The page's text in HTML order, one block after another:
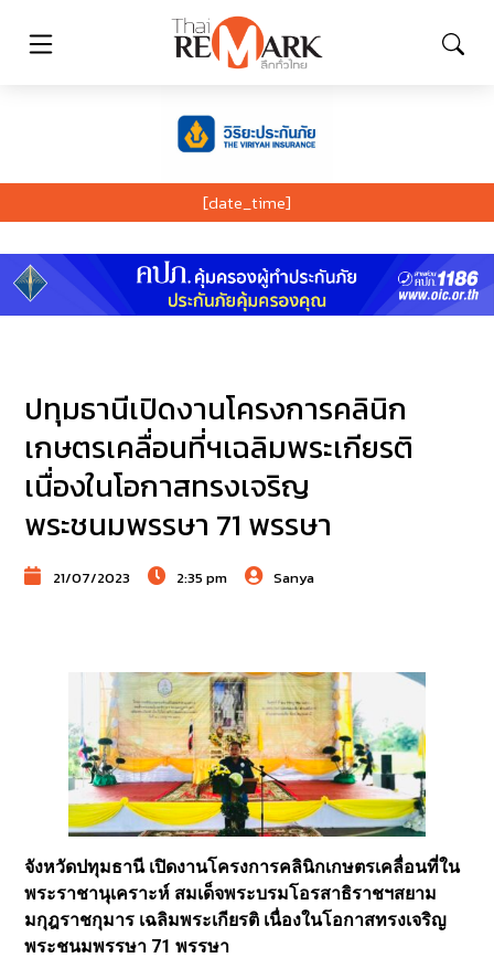
[date_time]
ปทุมธานีเปิดงานโครงการคลินิก
เกษตรเคลื่อนที่ฯเฉลิมพระเกียรติ
เนื่องในโอกาสทรงเจริญ
พระชนมพรรษา 71 พรรษา
21/07/2023 2:35 pm Sanya
จังหวัดปทุมธานี เปิดงานโครงการคลินิกเกษตรเคลื่อนที่ใน
พระราชานุเคราะห์ สมเด็จพระบรมโอรสาธิราชฯสยาม
มกุฎราชกุมาร เฉลิมพระเกียรติ เนื่องในโอกาสทรงเจริญ
พระชนมพรรษา 71 พรรษา